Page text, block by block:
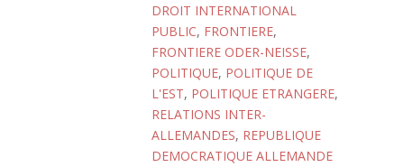
DROIT INTERNATIONAL
PUBLIC, FRONTIERE,
FRONTIERE ODER-NEISSE,
POLITIQUE, POLITIQUE DE
L'EST, POLITIQUE ETRANGERE,
RELATIONS INTER-
ALLEMANDES, REPUBLIQUE
DEMOCRATIQUE ALLEMANDE